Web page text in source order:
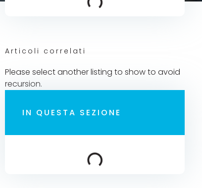
Articoli correlati
Please select another listing to show to avoid
recursion.
IN QUESTA SEZIONE